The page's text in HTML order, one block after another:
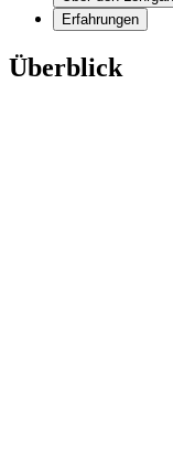
Erfahrungen
Überblick